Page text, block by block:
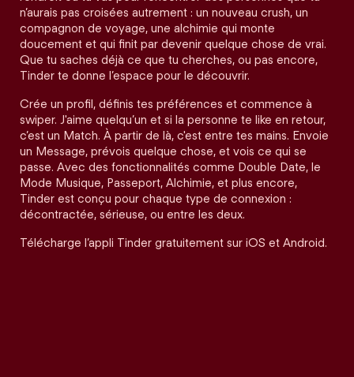
n’aurais pas croisées autrement : un nouveau crush, un
compagnon de voyage, une alchimie qui monte
doucement et qui finit par devenir quelque chose de vrai.
Que tu saches déjà ce que tu cherches, ou pas encore,
Tinder te donne l’espace pour le découvrir.
Crée un profil, définis tes préférences et commence à
swiper. J'aime quelqu’un et si la personne te like en retour,
c’est un Match. À partir de là, c'est entre tes mains. Envoie
un Message, prévois quelque chose, et vois ce qui se
passe. Avec des fonctionnalités comme Double Date, le
Mode Musique, Passeport, Alchimie, et plus encore,
Tinder est conçu pour chaque type de connexion :
décontractée, sérieuse, ou entre les deux.
Télécharge l’appli Tinder gratuitement sur iOS et Android.